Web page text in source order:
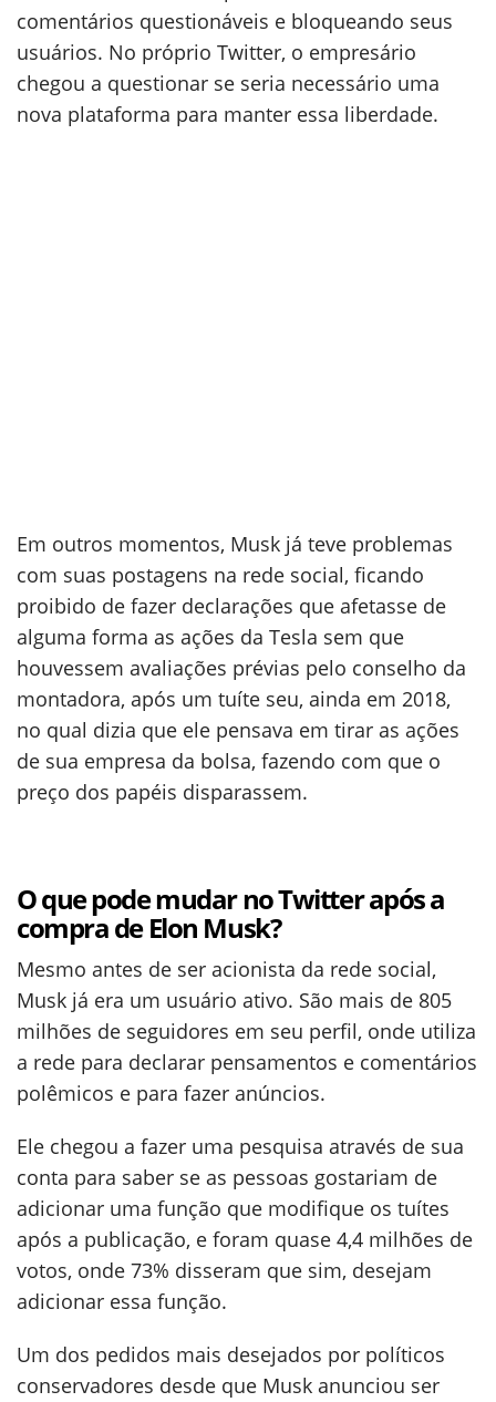
comentários questionáveis e bloqueando seus
usuários. No próprio Twitter, o empresário
chegou a questionar se seria necessário uma
nova plataforma para manter essa liberdade.
Em outros momentos, Musk já teve problemas
com suas postagens na rede social, ficando
proibido de fazer declarações que afetasse de
alguma forma as ações da Tesla sem que
houvessem avaliações prévias pelo conselho da
montadora, após um tuíte seu, ainda em 2018,
no qual dizia que ele pensava em tirar as ações
de sua empresa da bolsa, fazendo com que o
preço dos papéis disparassem.
O que pode mudar no Twitter após a
compra de Elon Musk?
Mesmo antes de ser acionista da rede social,
Musk já era um usuário ativo. São mais de 805
milhões de seguidores em seu perfil, onde utiliza
a rede para declarar pensamentos e comentários
polêmicos e para fazer anúncios.
Ele chegou a fazer uma pesquisa através de sua
conta para saber se as pessoas gostariam de
adicionar uma função que modifique os tuítes
após a publicação, e foram quase 4,4 milhões de
votos, onde 73% disseram que sim, desejam
adicionar essa função.
Um dos pedidos mais desejados por políticos
conservadores desde que Musk anunciou ser